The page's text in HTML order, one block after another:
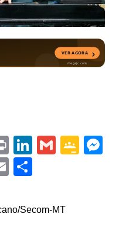
Pr
in
t
Li
n
k
dI
G
l
G M
E
ai
S
ar
Secom-MT